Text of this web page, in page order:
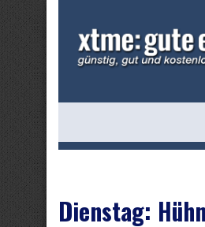
Dienstag: